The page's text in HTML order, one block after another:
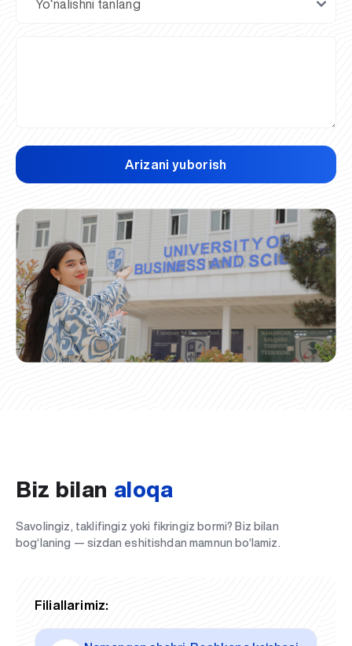
Arizani yuborish
Biz bilan aloqa
Savolingiz, taklifingiz yoki fikringiz bormi? Biz bilan
bog‘laning — sizdan eshitishdan mamnun bo‘lamiz.
Filiallarimiz: